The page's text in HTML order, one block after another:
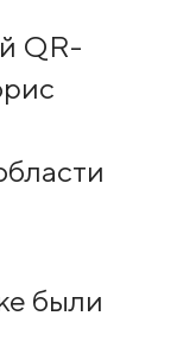
QR-
были